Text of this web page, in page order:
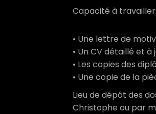
Capacité à travailler
• Une lettre de
• Un CV détaillé et à
• Les copies des
• Une copie de la
Lieu de dépôt des
Christophe ou par